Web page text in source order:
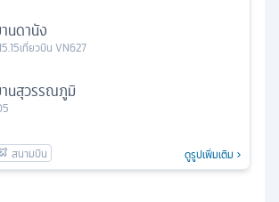
นดานัง
เที่ยวบิน VN627
นสุวรรณภูมิ
ดูรูปเพิ่มเติม